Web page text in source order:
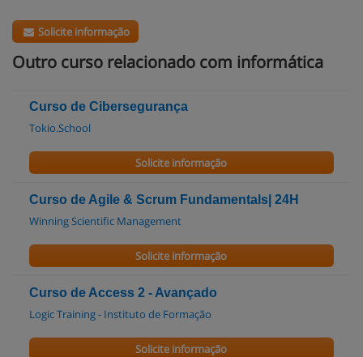
Solicite informação
Outro curso relacionado com informática
Curso de Cibersegurança
Tokio.School
Solicite informação
Curso de Agile & Scrum Fundamentals| 24H
Winning Scientific Management
Solicite informação
Curso de Access 2 - Avançado
Logic Training - Instituto de Formação
Solicite informação